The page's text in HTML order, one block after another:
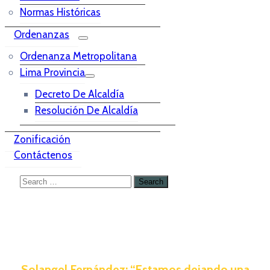
Normas Históricas
Ordenanzas
Ordenanza Metropolitana
Lima Provincia
Decreto De Alcaldía
Resolución De Alcaldía
Zonificación
Contáctenos